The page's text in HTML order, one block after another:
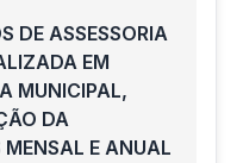
DE ASSESSORIA
EM
MUNICIPAL,
DA
E ANUAL